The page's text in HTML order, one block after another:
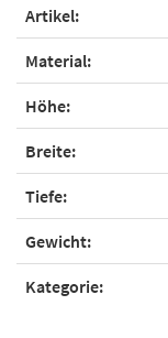
Artikel:
Material:
Höhe:
Breite:
Tiefe:
Gewicht:
Kategorie: